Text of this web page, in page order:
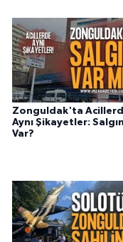
Zonguldak'ta
Aynı Şikayetler: Salgın
Var?